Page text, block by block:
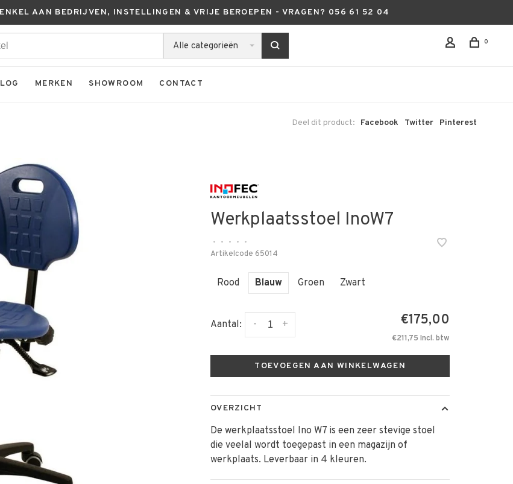
AAN BEDRIJVEN, INSTELLINGEN & VRIJE BEROEPEN - VRAGEN? 056 61 52 04
Alle categorieën 0
MERKEN SHOWROOM CONTACT
Deel dit product: Facebook Twitter Pinterest
Werkplaatsstoel InoW7
• • • •
•
Artikelcode 65014
Rood Blauw Groen Zwart
Aantal: +
- €175,00
€211,75 Incl. btw
TOEVOEGEN AAN WINKELWAGEN
OVERZICHT
De werkplaatsstoel Ino W7 is een zeer stevige stoel
die veelal wordt toegepast in een magazijn of
werkplaats. Leverbaar in 4 kleuren.